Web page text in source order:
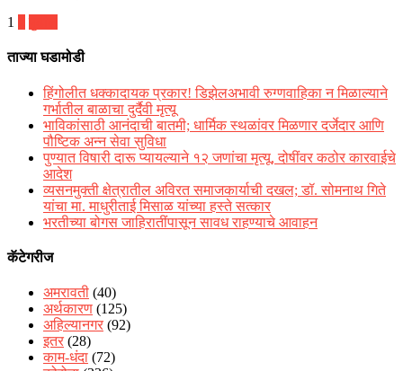
पोस्ट्स
पृष्ठांकन
1
ताज्या घडामोडी
हिंगोलीत धक्कादायक प्रकार! डिझेलअभावी रुग्णवाहिका न मिळाल्याने
गर्भातील बाळाचा दुर्दैवी मृत्यू
भाविकांसाठी आनंदाची बातमी; धार्मिक स्थळांवर मिळणार दर्जेदार आणि
पौष्टिक अन्न सेवा सुविधा
पुण्यात विषारी दारू प्यायल्याने १२ जणांचा मृत्यू, दोषींवर कठोर कारवाईचे
आदेश
व्यसनमुक्ती क्षेत्रातील अविरत समाजकार्याची दखल; डॉ. सोमनाथ गिते
यांचा मा. माधुरीताई मिसाळ यांच्या हस्ते सत्कार
भरतीच्या बोगस जाहिरातींपासून सावध राहण्याचे आवाहन
कॅटेगरीज
अमरावती (40)
अर्थकारण (125)
अहिल्यानगर (92)
इतर (28)
काम-धंदा (72)